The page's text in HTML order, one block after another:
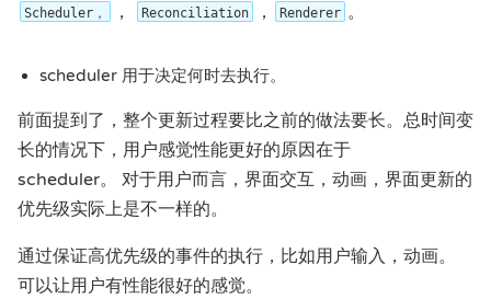
Scheduler， ， Reconciliation ， Renderer 。
scheduler 用于决定何时去执行。
前面提到了，整个更新过程要比之前的做法要长。总时间变
长的情况下，用户感觉性能更好的原因在于
scheduler。 对于用户而言，界面交互，动画，界面更新的
优先级实际上是不一样的。
通过保证高优先级的事件的执行，比如用户输入，动画。
可以让用户有性能很好的感觉。